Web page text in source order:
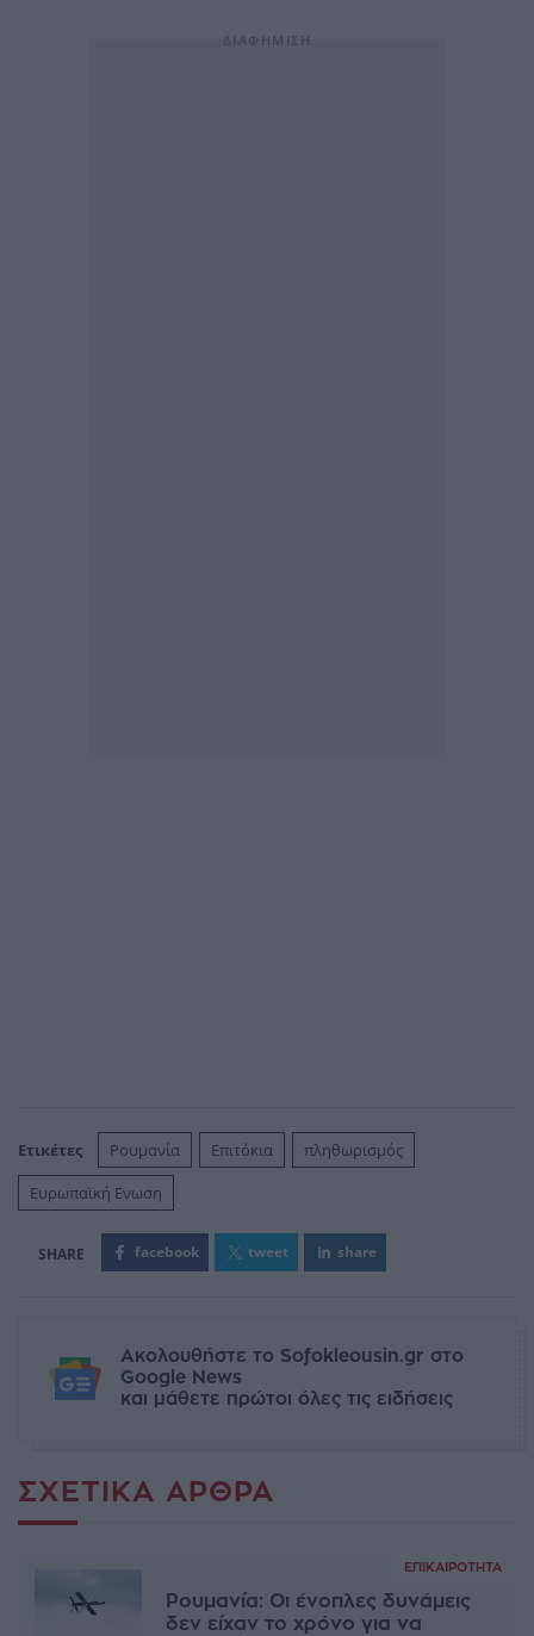
Ετικέτες Ρουμανία Επιτόκια
πληθωρισμός
Ευρωπαϊκή Ενωση
facebook tweet share
Ακολουθήστε το Sofokleousin.gr στο
Google News
και μάθετε πρώτοι όλες τις ειδήσεις
ΣΧΕΤΙΚΆ ΆΡΘΡΑ
ΕΠΙΚΑΙΡΌΤΗΤΑ
Ρουμανία: Οι ένοπλες δυνάμεις
δεν είχαν το χρόνο για να